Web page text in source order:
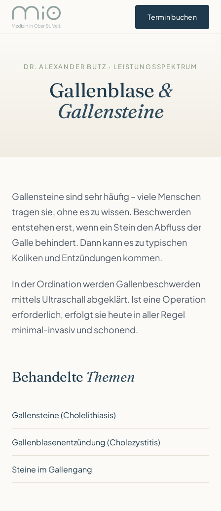
Termin buchen
DR. ALEXANDER BUTZ · LEISTUNGSSPEKTRUM
Gallenblase&
Gallensteine
Gallensteine sind sehr häufig – viele Menschen
tragen sie, ohne es zu wissen. Beschwerden
entstehen erst, wenn ein Stein den Abfluss der
Galle behindert. Dann kann es zu typischen
Koliken und Entzündungen kommen.
In der Ordination werden Gallenbeschwerden
mittels Ultraschall abgeklärt. Ist eine Operation
erforderlich, erfolgt sie heute in aller Regel
minimal-invasiv und schonend.
Behandelte Themen
Gallensteine (Cholelithiasis)
Gallenblasenentzündung (Cholezystitis)
Steine im Gallengang